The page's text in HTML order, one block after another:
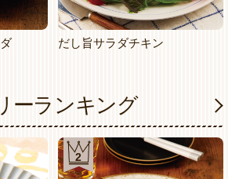
だし旨サラダチキン
ーランキング
2